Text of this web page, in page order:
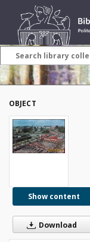
OBJECT
Show content
Download